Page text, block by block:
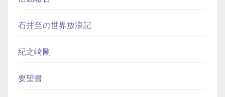
石井至の世界放浪記
紀之崎剛
要望書